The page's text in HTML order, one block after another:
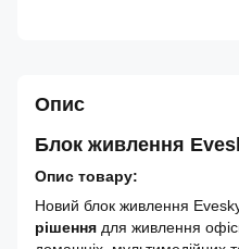
Опис
Блок живлення
Опис товару:
Новий блок живлення
рішення для живлення